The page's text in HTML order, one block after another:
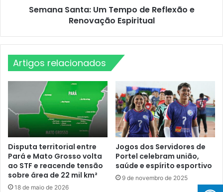
p
a
p
a
a
n
d
e
e
e
m
d
e
f
l
e
x
Semana Santa: Um Tempo de Reflexão e
Renovação Espiritual
Artigos relacionados
Disputa territorial entre
Pará e Mato Grosso volta
ao STF e reacende tensão
sobre área de 22 mil km²
18 de maio de 2026
Jogos dos Servidores de
Portel celebram união,
saúde e espírito esportivo
9 de novembro de 2025